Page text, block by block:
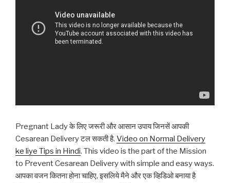
Pregnant Lady के लिए जरूरी और आसान उपाय जिनसें आपकी
Cesarean Delivery टल सकती है. Video on Normal Delivery
ke liye Tips in Hindi. This video is the part of the Mission
to Prevent Cesarean Delivery with simple and easy ways.
आपका वजन कितना होना चाहिए, इसलिये मैने और एक व्हिडिओ बनाया है